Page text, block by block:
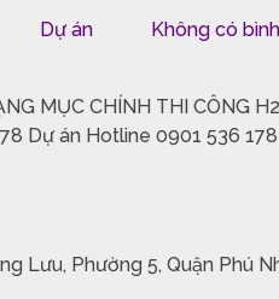
Dự án Không có
MỤC CHÍNH THI CÔNG
Dự án Hotline 0901 536 178
Lưu, Phường 5, Quận Phú